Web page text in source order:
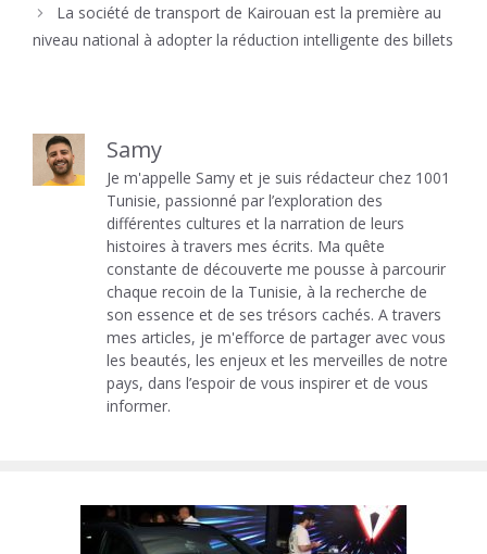
La société de transport de Kairouan est la première au
niveau national à adopter la réduction intelligente des billets
Samy
Je m'appelle Samy et je suis rédacteur chez 1001
Tunisie, passionné par l’exploration des
différentes cultures et la narration de leurs
histoires à travers mes écrits. Ma quête
constante de découverte me pousse à parcourir
chaque recoin de la Tunisie, à la recherche de
son essence et de ses trésors cachés. A travers
mes articles, je m'efforce de partager avec vous
les beautés, les enjeux et les merveilles de notre
pays, dans l’espoir de vous inspirer et de vous
informer.